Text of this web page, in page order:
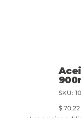
SKU:
Precio
$ 70,22